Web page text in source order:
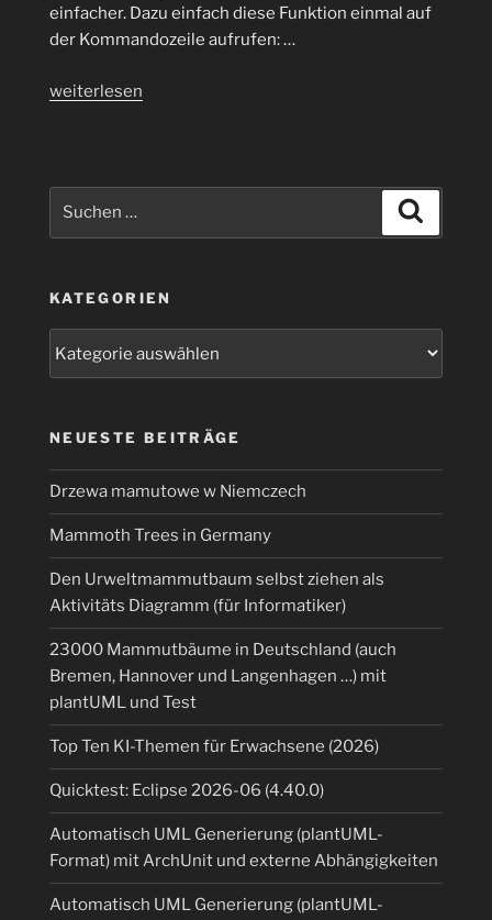
einfacher. Dazu einfach diese Funktion einmal auf
der Kommandozeile aufrufen: …
„.gitignore
weiterlesen
KATEGORIEN
NEUESTE BEITRÄGE
Drzewa mamutowe w Niemczech
Mammoth Trees in Germany
Den Urweltmammutbaum selbst ziehen als
Aktivitäts Diagramm (für Informatiker)
23000 Mammutbäume in Deutschland (auch
Bremen, Hannover und Langenhagen …) mit
plantUML und Test
Top Ten KI-Themen für Erwachsene (2026)
Quicktest: Eclipse 2026-06 (4.40.0)
Automatisch UML Generierung (plantUML-
Format) mit ArchUnit und externe Abhängigkeiten
Automatisch UML Generierung (plantUML-